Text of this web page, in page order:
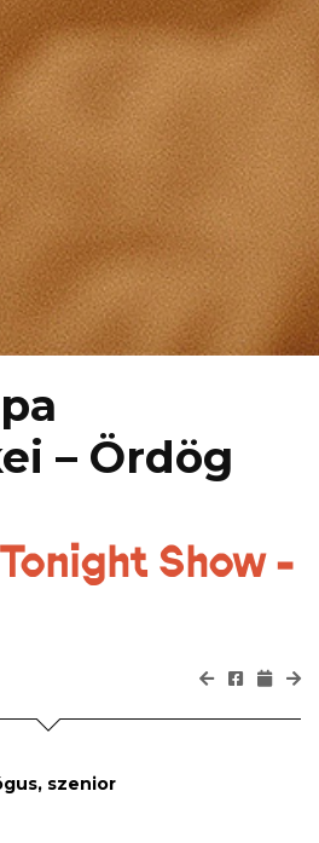
– Ördög
Show -
szenior